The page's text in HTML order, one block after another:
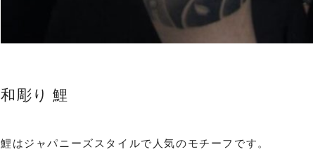
和彫り 鯉
鯉はジャパニーズスタイルで人気のモチーフです。